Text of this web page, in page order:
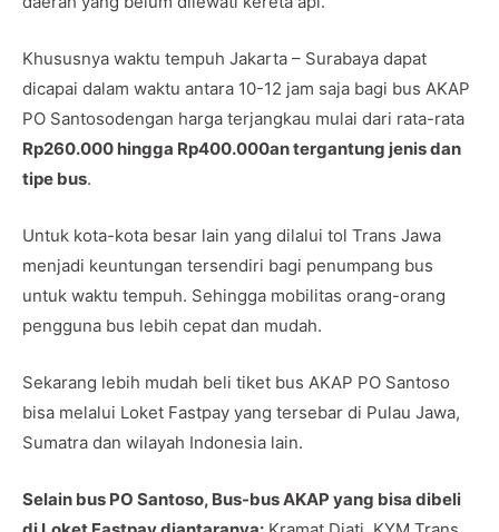
Khususnya waktu tempuh Jakarta – Surabaya dapat
dicapai dalam waktu antara 10-12 jam saja bagi bus AKAP
PO Santosodengan harga terjangkau mulai dari rata-rata
Rp260.000 hingga Rp400.000an tergantung jenis dan
tipe bus.
Untuk kota-kota besar lain yang dilalui tol Trans Jawa
menjadi keuntungan tersendiri bagi penumpang bus
untuk waktu tempuh. Sehingga mobilitas orang-orang
pengguna bus lebih cepat dan mudah.
Sekarang lebih mudah beli tiket bus AKAP PO Santoso
bisa melalui Loket Fastpay yang tersebar di Pulau Jawa,
Sumatra dan wilayah Indonesia lain.
Selain bus PO Santoso, Bus-bus AKAP yang bisa dibeli